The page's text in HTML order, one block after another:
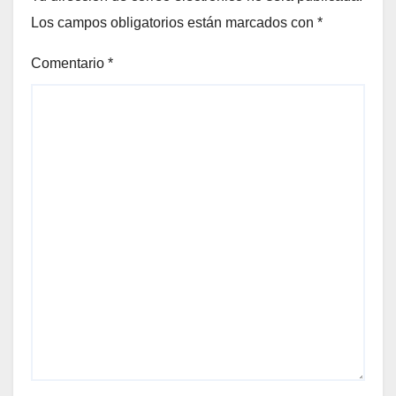
Los campos obligatorios están marcados con *
Comentario *